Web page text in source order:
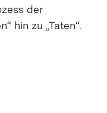
der
hin zu „Taten“.